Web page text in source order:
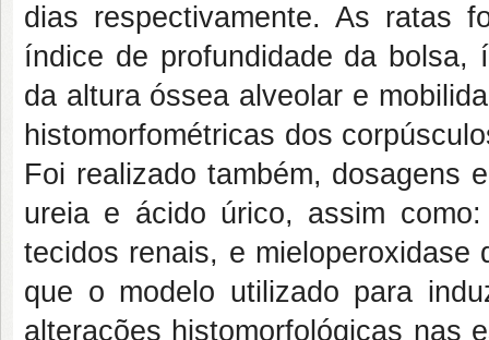
dias respectivamente. As ratas
índice de profundidade da bolsa,
da altura óssea alveolar e
histomorfométricas dos
Foi realizado também, dosagens
ureia e ácido úrico, assim
tecidos renais, e
que o modelo utilizado para
alterações histomorfológicas nas